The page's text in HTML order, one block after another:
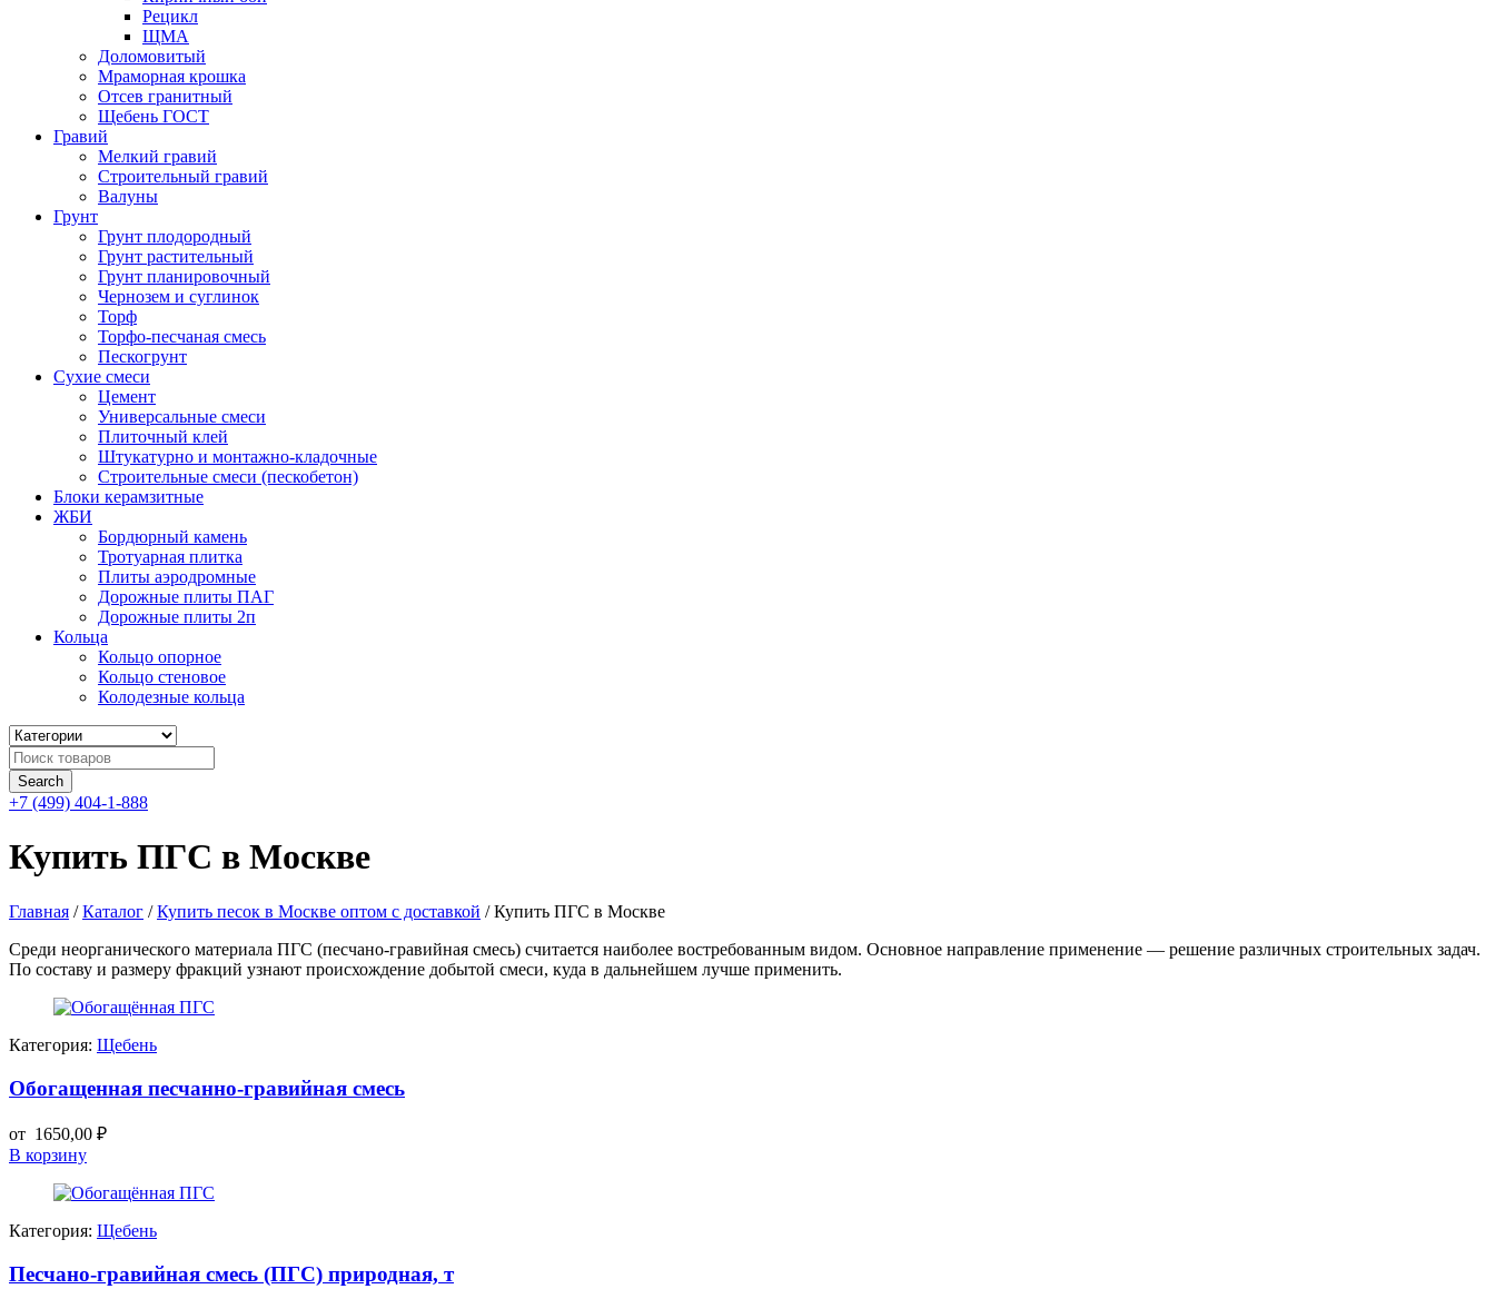
Рецикл
ЩМА
Доломовитый
Мраморная крошка
Отсев гранитный
Щебень ГОСТ
Гравий
Мелкий гравий
Строительный гравий
Валуны
Грунт
Грунт плодородный
Грунт растительный
Грунт планировочный
Чернозем и суглинок
Торф
Торфо-песчаная смесь
Пескогрунт
Сухие смеси
Цемент
Универсальные смеси
Плиточный клей
Штукатурно и монтажно-кладочные
Строительные смеси (пескобетон)
Блоки керамзитные
ЖБИ
Бордюрный камень
Тротуарная плитка
Плиты аэродромные
Дорожные плиты ПАГ
Дорожные плиты 2п
Кольца
Кольцо опорное
Кольцо стеновое
Колодезные кольца
+7 (499) 404-1-888
Купить ПГС в Москве
Главная / Каталог / Купить песок в Москве оптом с доставкой / Купить ПГС в Москве
Среди неорганического материала ПГС (песчано-гравийная смесь) считается наиболее востребованным видом. Основное направление применение — решение различных строительных задач.
По составу и размеру фракций узнают происхождение добытой смеси, куда в дальнейшем лучше применить.
Категория: Щебень
Обогащенная песчанно-гравийная смесь
от 1650,00 ₽
В корзину
Категория: Щебень
Песчано-гравийная смесь (ПГС) природная, т